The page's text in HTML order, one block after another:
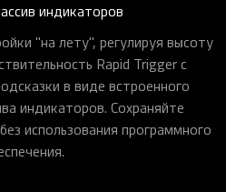
индикаторов
"на лету", регулируя высоту
Rapid Trigger с
в виде встроенного
индикаторов. Сохраняйте
использования программного